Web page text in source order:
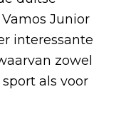
Junior
interessante
zowel
als voor